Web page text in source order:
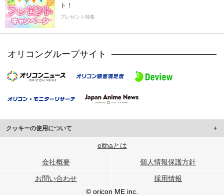
ト！
プレゼント特集
オリコングループサイト
クッキーの使用について
このサイトでは Cookie を使用して、ユーザーに合わせたコンテンツや広告の
行っています。
メディアや広告配信、データ解析の各パートナーに提供しています。
各パートナーは、この情報とユーザーが各パートナーに提供した他の情報や、
elthaとは
会社概要 個人情報保護方針
お問い合わせ
採用情報
© oricon ME inc.